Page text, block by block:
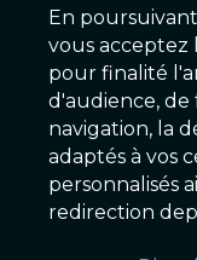
2025 ©
En
vous acceptez
pour finalité
d'audience,
navigation, la
adaptés à vos
personnalisés
redirection